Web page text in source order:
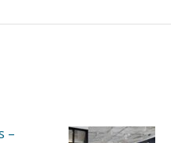
–